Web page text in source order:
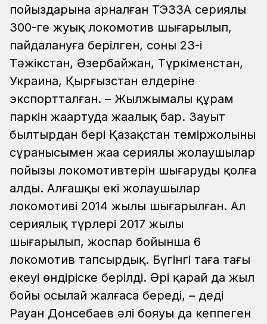
пойыздарына арналған ТЭ33А сериялы
300-ге жуық локомотив шығарылып,
пайдалануға берілген, соның 23-і
Тәжікстан, Әзербайжан, Түркіменстан,
Украина, Қырғызстан елдеріне
экспортталған. – Жылжымалы құрам
паркін жаңартуда жаңалық бар. Зауыт
былтырдан бері Қазақстан теміржолының
сұранысымен жаңа сериялы жолаушылар
пойызы локомотивтерін шығаруды қолға
алды. Алғашқы екі жолаушылар
локомотиві 2014 жылы шығарылған. Ал
сериялық түрлері 2017 жылы
шығарылып, жоспар бойынша 6
локомотив тапсырдық. Бүгінгі таңға тағы
екеуі өндіріске берілді. Әрі қарай да жыл
бойы осылай жалғаса береді, – деді
Рауан Донсебаев әлі бояуы да кеппеген